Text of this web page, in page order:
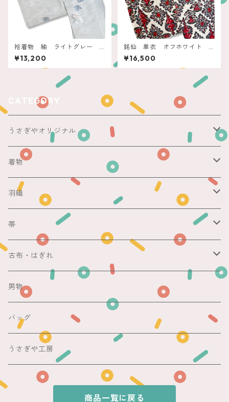
袷着物 紬 ライトグレー
蝶々
¥13,200
銘仙 単衣 オフホワイト
モザイクタイルアート
¥16,500
CATEGORY
うさぎやオリジナル
ericoさん
レース足袋
マスキングテープ
防虫香
着物
袷
銘仙
紬
単衣
銘仙
紬
夏
浴衣
夏着物
羽織
銘仙
その他
帯
名古屋帯
袋帯
昼夜帯
夏帯
古布・はぎれ
切売り
銘仙
銘仙集め
木綿・麻
男物
バッグ
うさぎや工房
商品一覧に戻る